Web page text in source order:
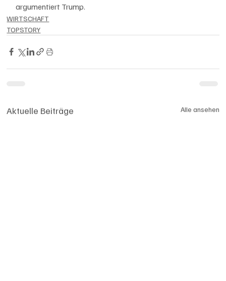
argumentiert Trump.
WIRTSCHAFT
TOPSTORY
Aktuelle Beiträge Alle ansehen